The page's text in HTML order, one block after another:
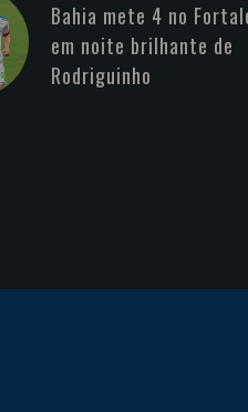
Bahia mete 4 no
em noite brilhante de
Rodriguinho